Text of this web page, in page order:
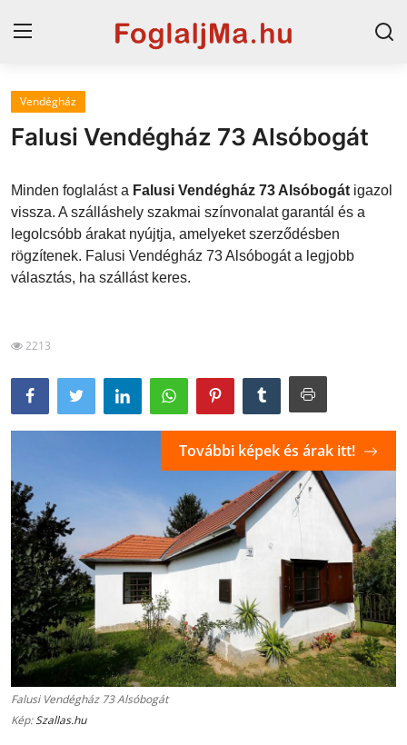
Magyarország
Szállások a Balatonon
Horvátország
Blog
Vendégház
Falusi Vendégház 73 Alsóbogát
Minden foglalást a Falusi Vendégház 73 Alsóbogát igazol
vissza. A szálláshely szakmai színvonalat garantál és a
legolcsóbb árakat nyújtja, amelyeket szerződésben
rögzítenek. Falusi Vendégház 73 Alsóbogát a legjobb
választás, ha szállást keres.
2213
Falusi Vendégház 73 Alsóbogát
Kép:Szallas.hu
További képek és árak itt!